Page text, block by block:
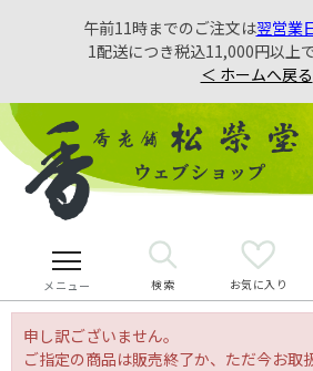
午前11時までのご注文は翌営業
1配送につき税込11,000円以上
＜ ホームへ戻る
メニュー 検索 お気に入り
申し訳ございません。
ご指定の商品は販売終了か、ただ今お取